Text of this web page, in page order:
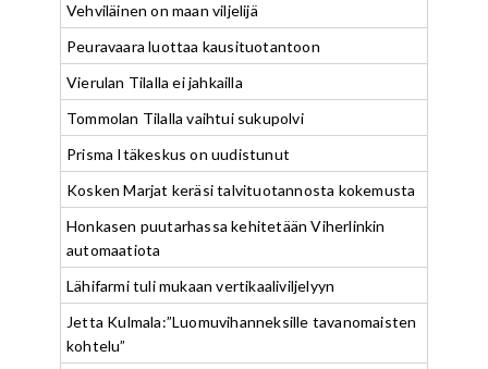
Vehviläinen on maan viljelijä
Peuravaara luottaa kausituotantoon
Vierulan Tilalla ei jahkailla
Tommolan Tilalla vaihtui sukupolvi
Prisma Itäkeskus on uudistunut
Kosken Marjat keräsi talvituotannosta kokemusta
Honkasen puutarhassa kehitetään Viherlinkin
automaatiota
Lähifarmi tuli mukaan vertikaaliviljelyyn
Jetta Kulmala:”Luomuvihanneksille tavanomaisten
kohtelu”